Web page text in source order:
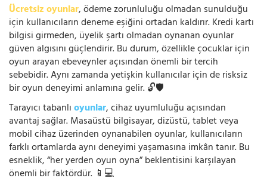
Ücretsiz oyunlar, ödeme zorunluluğu olmadan sunulduğu
için kullanıcıların deneme eşiğini ortadan kaldırır. Kredi kartı
bilgisi girmeden, üyelik şartı olmadan oynanan oyunlar
güven algısını güçlendirir. Bu durum, özellikle çocuklar için
oyun arayan ebeveynler açısından önemli bir tercih
sebebidir. Aynı zamanda yetişkin kullanıcılar için de risksiz
bir oyun deneyimi anlamına gelir. 🔓🛡️
Tarayıcı tabanlıoyunlar, cihaz uyumluluğu açısından
avantaj sağlar. Masaüstü bilgisayar, dizüstü, tablet veya
mobil cihaz üzerinden oynanabilen oyunlar, kullanıcıların
farklı ortamlarda aynı deneyimi yaşamasına imkân tanır. Bu
esneklik, “her yerden oyun oyna” beklentisini karşılayan
önemli bir faktördür. 📱💻